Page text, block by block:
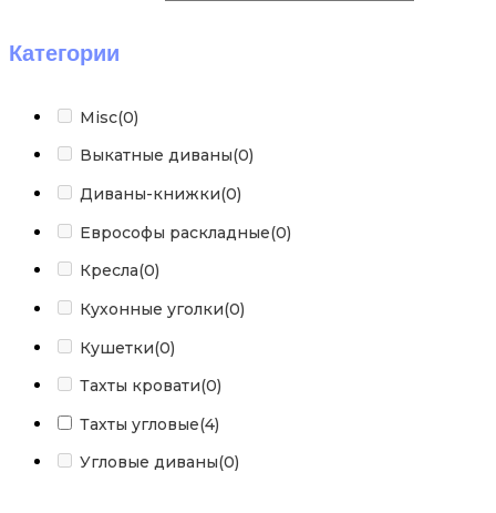
Категории
Misc(0)
Выкатные диваны(0)
Диваны-книжки(0)
Еврософы раскладные(0)
Кресла(0)
Кухонные уголки(0)
Кушетки(0)
Тахты кровати(0)
Тахты угловые(4)
Угловые диваны(0)